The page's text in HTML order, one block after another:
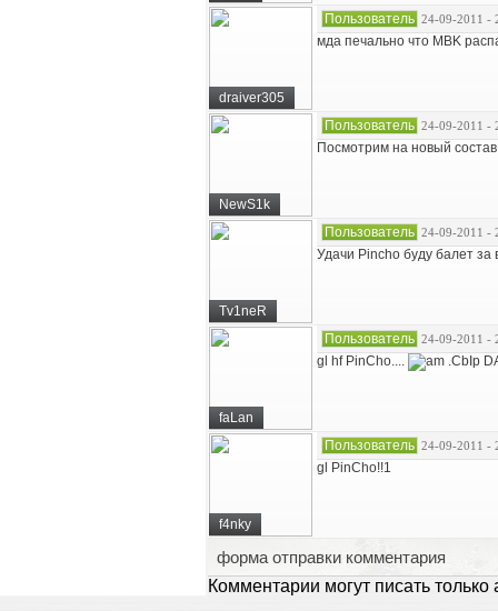
draiver305
Пользователь 24-09-2011 -
мда печально что MBK
NewS1k
Пользователь 24-09-2011 -
Посмотрим на новый
Tv1neR
Пользователь 24-09-2011 -
Удачи Pincho буду балет за
faLan
Пользователь 24-09-2011 -
gl hf PinCho.... .CbIp
f4nky
Пользователь 24-09-2011 -
gl PinCho!!1
форма отправки комментария
Комментарии могут писать